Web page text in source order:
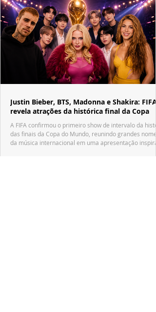
Justin Bieber, BTS, Madonna e Shakira: FIFA
revela atrações da histórica final da Copa
A FIFA confirmou o primeiro show de intervalo da
das finais da Copa do Mundo, reunindo grandes nomes
da música internacional em uma apresentação